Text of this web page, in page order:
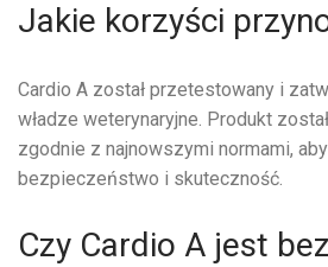
Jakie korzyści
Cardio A został przetestowany i
władze weterynaryjne. Produkt
zgodnie z najnowszymi normami,
bezpieczeństwo i skuteczność.
Czy Cardio A jest